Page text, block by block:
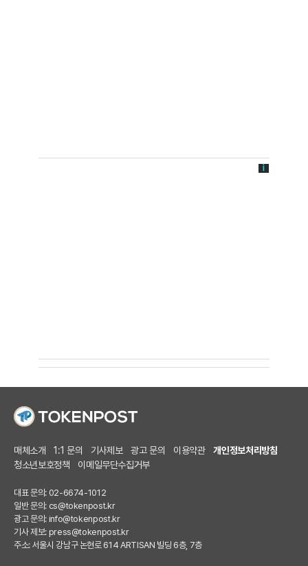
매체소개 1:1 문의 기사제보 광고 문의 이용약관
개인정보처리방침
청소년보호정책
이메일무단수집거부
대표 문의: 02-6674-1012
일반 문의: cs@tokenpost.kr
광고 문의: info@tokenpost.kr
기사 제보: press@tokenpost.kr
주소: 서울시 강남구 논현로 614 ARTISAN 빌딩 6층, 7층